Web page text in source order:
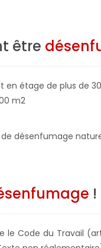
être
en étage de plus de
m2
désenfumage
!
le Code du Travail